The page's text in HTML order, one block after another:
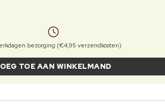
bezorging (€4,95 verzendkosten)
TOE AAN WINKELMAND